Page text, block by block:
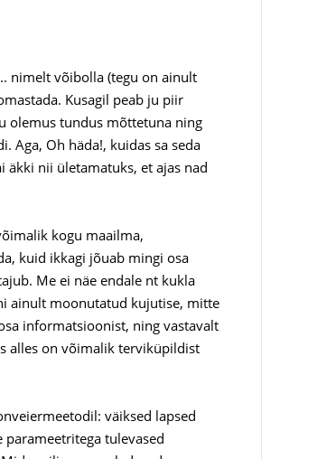
nimelt võibolla (tegu on ainult
Kusagil peab ju piir
olemus tundus mõttetuna ning
Aga, Oh häda!, kuidas sa seda
äkki nii ületamatuks, et ajas nad
kogu maailma,
kuid ikkagi jõuab mingi osa
Me ei näe endale nt kukla
ainult moonutatud kujutise, mitte
informatsioonist, ning vastavalt
alles on võimalik terviküpildist
väiksed lapsed
parameetritega tulevased